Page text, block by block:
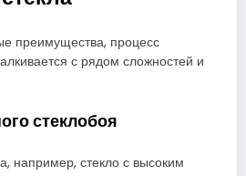
преимущества, процесс
с рядом сложностей и
стеклобоя
например, стекло с высоким